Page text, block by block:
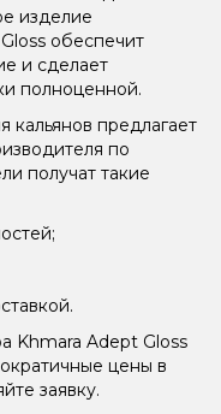
изделие
обеспечит
и сделает
полноценной.
кальянов предлагает
по
получат такие
Khmara Adept Gloss
цены в
заявку.